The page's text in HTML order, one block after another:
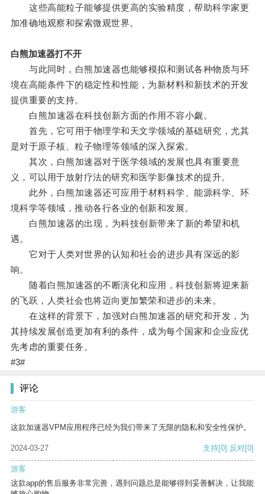
这些高能粒子能够提供更高的实验精度，帮助科学家更
加准确地观察和探索微观世界。
白熊加速器打不开
与此同时，白熊加速器也能够模拟和测试各种物质与环
境在高能条件下的稳定性和性能，为新材料和新技术的开发
提供重要的支持。
白熊加速器在科技创新方面的作用不容小觑。
首先，它可用于物理学和天文学领域的基础研究，尤其
是对于原子核、粒子物理等领域的深入探索。
其次，白熊加速器对于医学领域的发展也具有重要意
义，可以用于放射疗法的研究和医学影像技术的提升。
此外，白熊加速器还可应用于材料科学、能源科学、环
境科学等领域，推动各行各业的创新和发展。
白熊加速器的出现，为科技创新带来了新的希望和机
遇。
它对于人类对世界的认知和社会的进步具有深远的影
响。
随着白熊加速器的不断演化和应用，科技创新将迎来新
的飞跃，人类社会也将迈向更加繁荣和进步的未来。
在这样的背景下，加强对白熊加速器的研究和开发，为
其持续发展创造更加有利的条件，成为每个国家和企业应优
先考虑的重要任务。
#3#
评论
游客
这款加速器VPM应用程序已经为我们带来了无限的隐私和安全性保护。
2024-03-27 支持[0] 反对[0]
游客
这款app的售后服务非常完善，遇到问题总是能够得到妥善解决，让我能